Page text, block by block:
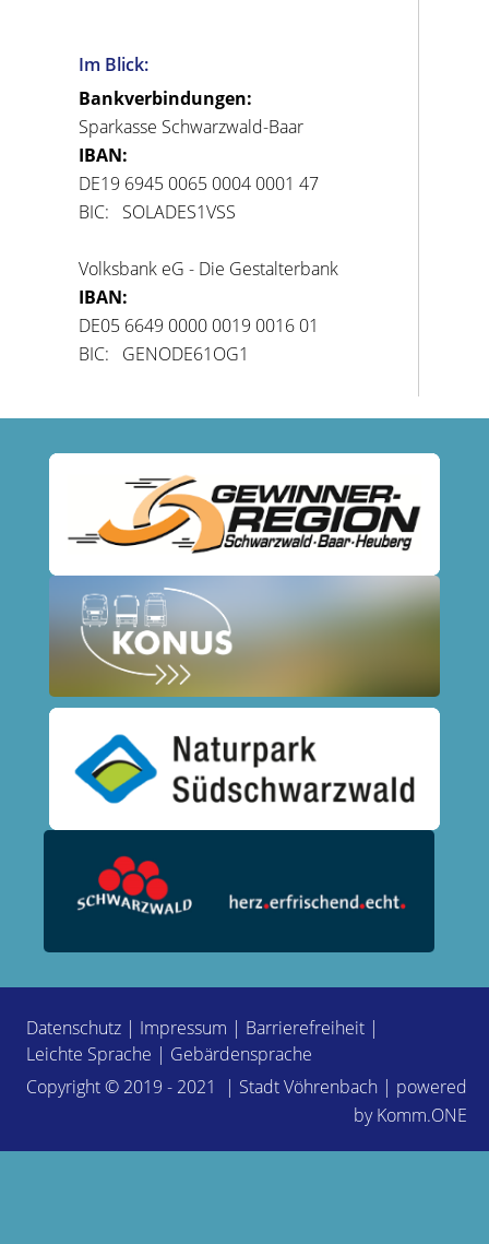
Im Blick:
Bankverbindungen:
Sparkasse Schwarzwald-Baar
IBAN:
DE19 6945 0065 0004 0001 47
BIC: SOLADES1VSS
Volksbank eG - Die Gestalterbank
IBAN:
DE05 6649 0000 0019 0016 01
BIC: GENODE61OG1
Datenschutz | Impressum | Barrierefreiheit |
Leichte Sprache | Gebärdensprache
Copyright © 2019 - 2021 | Stadt Vöhrenbach | powered
byKomm.ONE